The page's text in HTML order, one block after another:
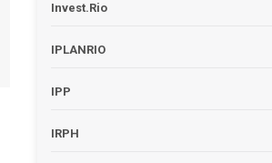
Invest.Rio
IPLANRIO
IPP
IRPH